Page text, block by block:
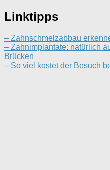
Linktipps
– Zahnschmelzabbau
– Zahnimplantate: natürlich
Brücken
– So viel kostet der Besuch